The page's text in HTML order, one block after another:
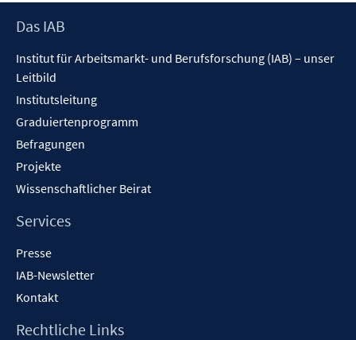
Footer
Das IAB
Institut für Arbeitsmarkt- und Berufsforschung (IAB) – unser
Leitbild
Institutsleitung
Graduiertenprogramm
Befragungen
Projekte
Wissenschaftlicher Beirat
Services
Presse
IAB-Newsletter
Kontakt
Rechtliche Links